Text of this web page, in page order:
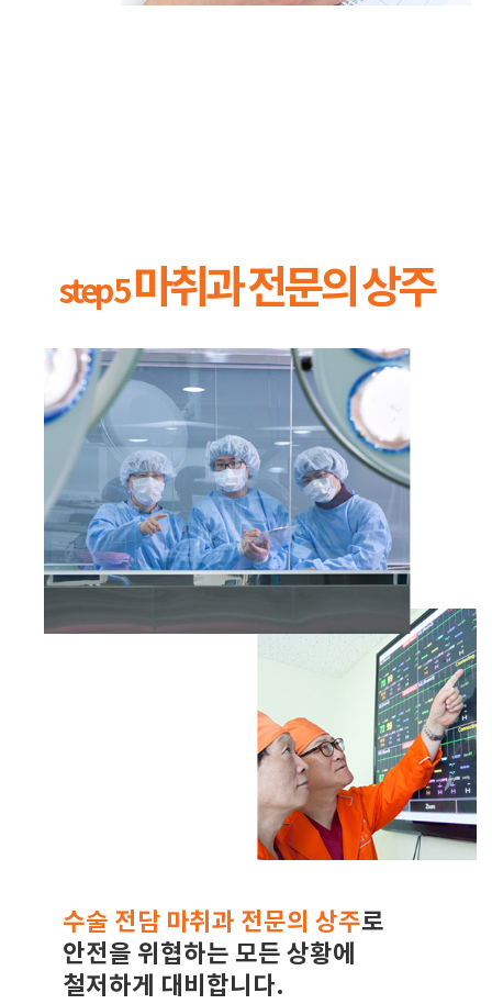
step 5마취과 전문의 상주
수술 전담 마취과 전문의 상주로
안전을 위협하는 모든 상황에
철저하게 대비합니다.